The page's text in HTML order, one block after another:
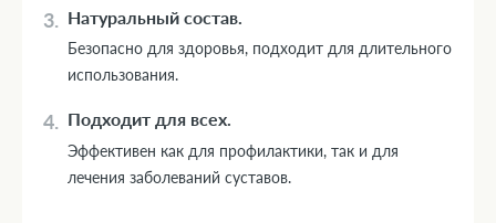
Натуральный состав.
Безопасно для здоровья, подходит для длительного
использования.
Подходит для всех.
Эффективен как для профилактики, так и для
лечения заболеваний суставов.